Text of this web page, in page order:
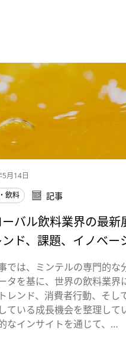
月14日
飲料
記事
バル飲料業界の最新
ンド、課題、イノベー
では、ミンテルの専門的な
タを基に、世界の飲料業界
レンド、消費者行動、そし
ている成長機会を整理して
なインサイトを通じて、…